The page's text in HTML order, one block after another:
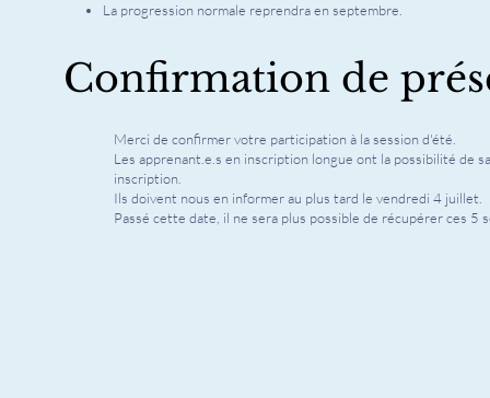
La progression normale reprendra en septembre.
Confirmation de
Merci de confirmer votre participation à la session d'été.
Les apprenant.e.s en inscription longue ont la possibilité de
inscription.
Ils doivent nous en informer au plus tard le vendredi 4 juillet.
Passé cette date, il ne sera plus possible de récupérer ces 5